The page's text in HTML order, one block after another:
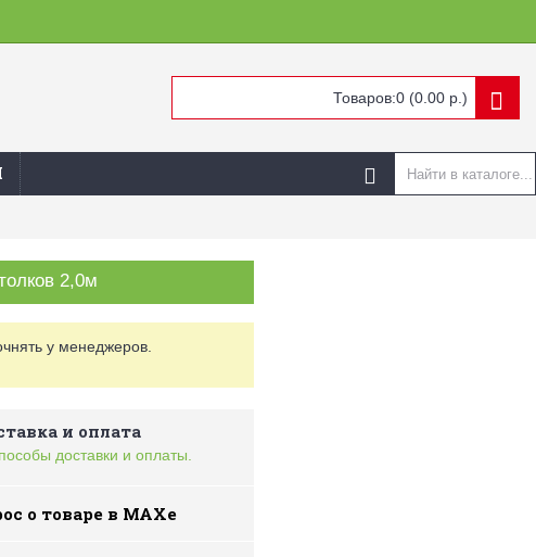
Товаров:0 (0.00 р.)
2,0м
у менеджеров.
и оплата
доставки и оплаты.
о товаре в MAXe